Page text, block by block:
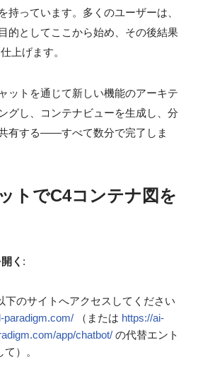
持っています。多くのユーザーは、
的としてここから始め、その後結果
上げます。
ットを通じて新しい機能のアーキテ
グし、コンテナビューを生成し、分
有する——すべて数分で完了しま
トでC4コンテナ図を
く :
下のサイトへアクセスしてください
paradigm.com/ （または https://ai-
app/chatbot/ の代替エント
）。